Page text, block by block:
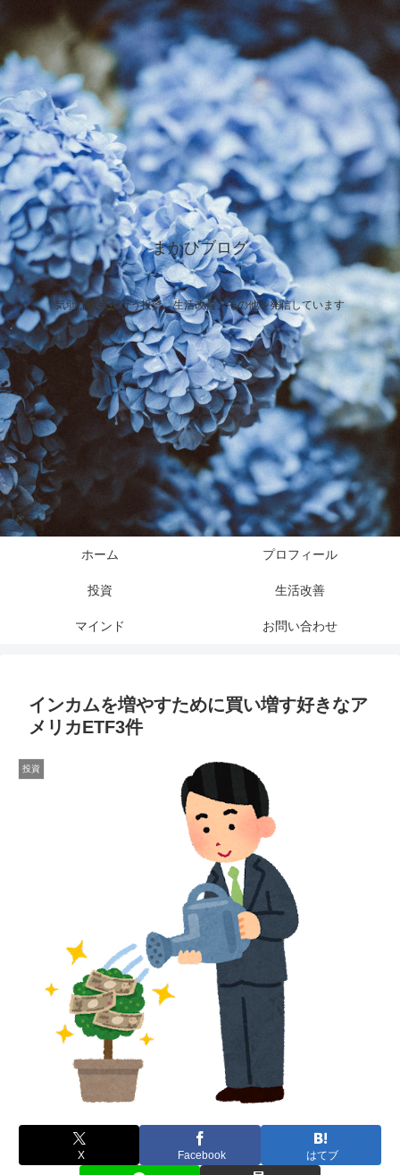
まかひブログ
気弱な敗者が行う投資、生活改善、その他を発信しています
ホーム プロフィール
投資 生活改善
マインド お問い合わせ
インカムを増やすために買い増す好きなア
メリカETF3件
投資
X Facebook はてブ